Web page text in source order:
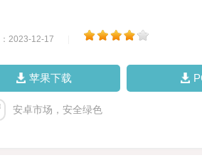
2023-12-17
苹果下载
安卓市场，安全绿色